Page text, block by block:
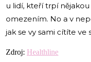
u lidí, kteří trpí
omezením. No a v
jak se vy sami cítíte ve
Zdroj: Healthline